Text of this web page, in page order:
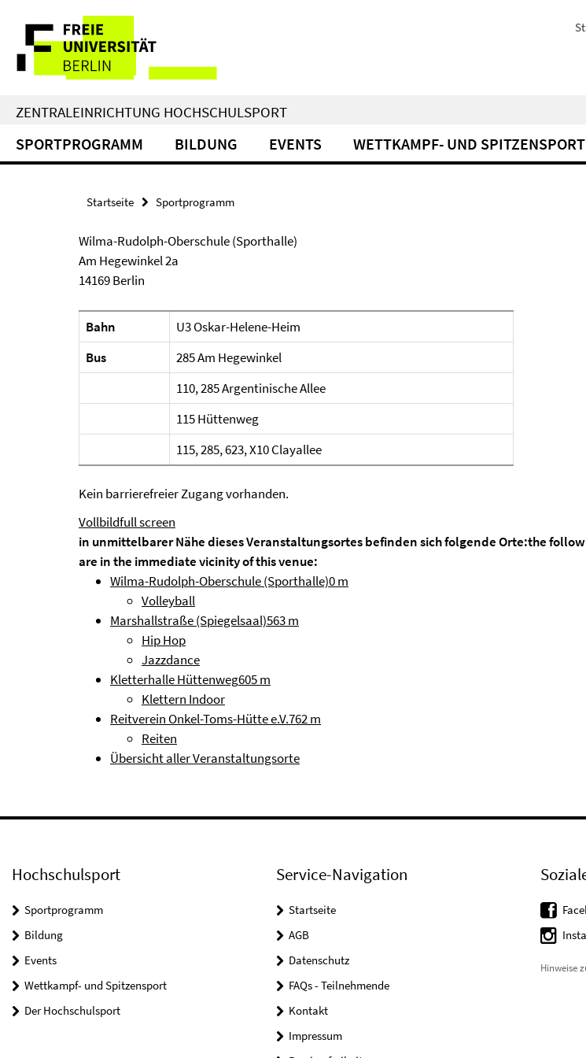
direkt
Inhalt
Service-
Navigation
ZENTRALEINRICHTUNG HOCHSCHULSPORT
SPORTPROGRAMM BILDUNG EVENTS WETTKAMPF- UND SPITZENSPORT
Startseite Sportprogramm
Wilma-Rudolph-Oberschule (Sporthalle)
Am Hegewinkel 2a
14169 Berlin
Bahn
U3 Oskar-Helene-Heim
Bus
285 Am Hegewinkel
110, 285 Argentinische Allee
115 Hüttenweg
115, 285, 623, X10 Clayallee
Kein barrierefreier Zugang vorhanden.
Vollbildfull screen
in unmittelbarer Nähe dieses Veranstaltungsortes befinden sich folgende Orte:the
are in the immediate vicinity of this venue:
Wilma-Rudolph-Oberschule (Sporthalle)0 m
Volleyball
Marshallstraße (Spiegelsaal)563 m
Hip Hop
Jazzdance
Kletterhalle Hüttenweg605 m
Klettern Indoor
Reitverein Onkel-Toms-Hütte e.V.762 m
Reiten
Übersicht aller Veranstaltungsorte
Hochschulsport
Sportprogramm
Bildung
Events
Wettkampf- und Spitzensport
Der Hochschulsport
Service-Navigation
Startseite
AGB
Datenschutz
FAQs - Teilnehmende
Kontakt
Impressum
Hinweise